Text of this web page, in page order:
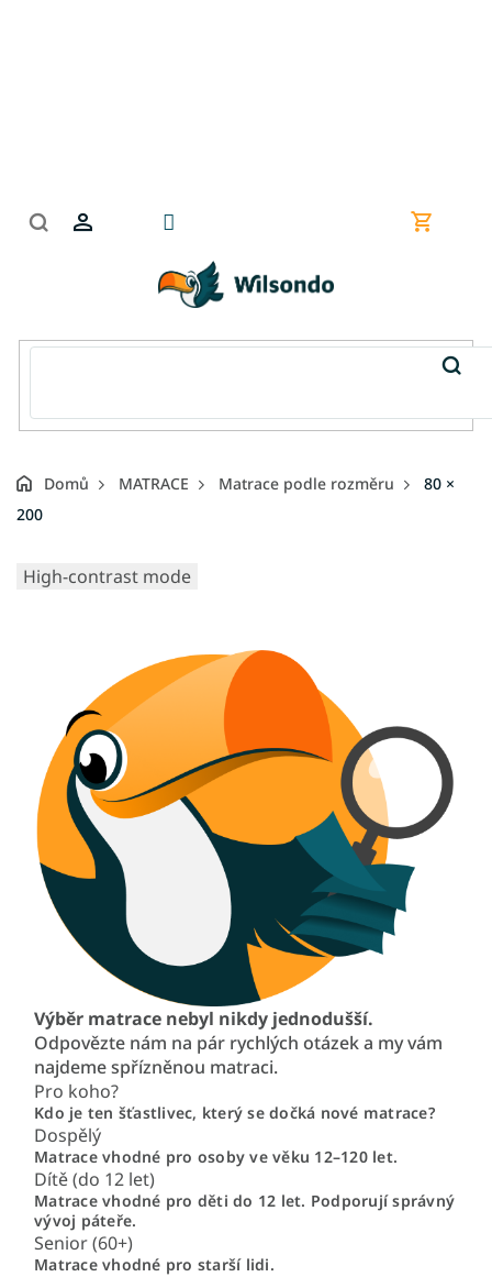
Nákupní
Domů MATRACE Matrace podle rozměru
80 ×
200
High-contrast mode
Výběr matrace nebyl nikdy jednodušší.
Odpovězte nám na pár rychlých otázek a my vám
najdeme spřízněnou matraci.
Pro koho?
Kdo je ten šťastlivec, který se dočká nové matrace?
Dospělý
Matrace vhodné pro osoby ve věku 12–120 let.
Dítě (do 12 let)
Matrace vhodné pro děti do 12 let. Podporují správný
vývoj páteře.
Senior (60+)
Matrace vhodné pro starší lidi.